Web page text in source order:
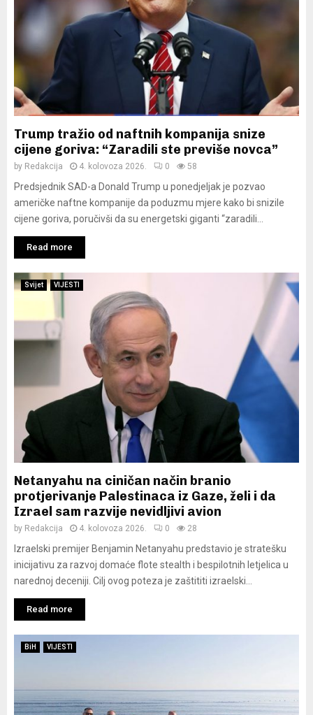
Trump tražio od naftnih kompanija snize
cijene goriva: “Zaradili ste previše novca”
by Redakcija 4. kolovoza 2026. 0 58
Predsjednik SAD-a Donald Trump u ponedjeljak je pozvao
američke naftne kompanije da poduzmu mjere kako bi snizile
cijene goriva, poručivši da su energetski giganti “zaradili...
Read more
Svijet VIJESTI
Netanyahu na ciničan način branio
protjerivanje Palestinaca iz Gaze, želi i da
Izrael sam razvije nevidljivi avion
by Redakcija 4. kolovoza 2026. 0 28
Izraelski premijer Benjamin Netanyahu predstavio je stratešku
inicijativu za razvoj domaće flote stealth i bespilotnih letjelica u
narednoj deceniji. Cilj ovog poteza je zaštititi izraelski...
Read more
BiH VIJESTI